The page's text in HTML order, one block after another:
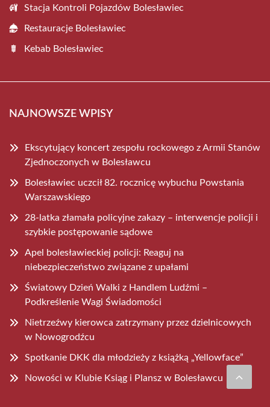
Stacja Kontroli Pojazdów Bolesławiec
Restauracje Bolesławiec
Kebab Bolesławiec
NAJNOWSZE WPISY
Ekscytujący koncert zespołu rockowego z Armii Stanów
Zjednoczonych w Bolesławcu
Bolesławiec uczcił 82. rocznicę wybuchu Powstania
Warszawskiego
28-latka złamała policyjne zakazy – interwencje policji i
szybkie postępowanie sądowe
Apel bolesławieckiej policji: Reaguj na
niebezpieczeństwo związane z upałami
Światowy Dzień Walki z Handlem Ludźmi –
Podkreślenie Wagi Świadomości
Nietrzeźwy kierowca zatrzymany przez dzielnicowych
w Nowogrodźcu
Spotkanie DKK dla młodzieży z książką „Yellowface”
Nowości w Klubie Ksiąg i Plansz w Bolesławcu